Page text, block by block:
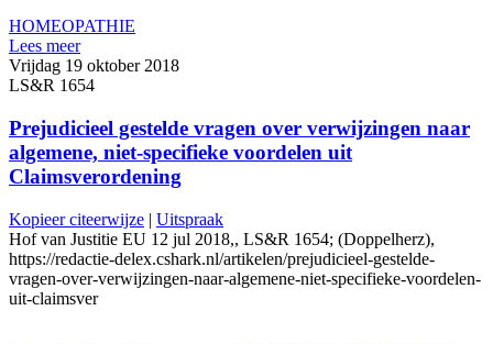
HOMEOPATHIE
Lees meer
Vrijdag 19 oktober 2018
LS&R 1654
Prejudicieel gestelde vragen over verwijzingen naar
algemene, niet-specifieke voordelen uit
Claimsverordening
Kopieer citeerwijze | Uitspraak
Hof van Justitie EU 12 jul 2018,, LS&R 1654; (Doppelherz),
https://redactie-delex.cshark.nl/artikelen/prejudicieel-gestelde-
vragen-over-verwijzingen-naar-algemene-niet-specifieke-voordelen-
uit-claimsver